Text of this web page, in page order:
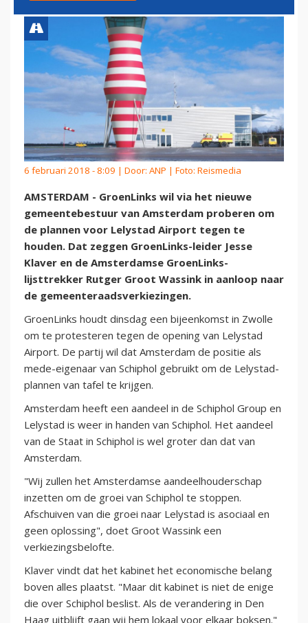
6 februari 2018 - 8:09 | Door: ANP | Foto: Reismedia
AMSTERDAM - GroenLinks wil via het nieuwe
gemeentebestuur van Amsterdam proberen om
de plannen voor Lelystad Airport tegen te
houden. Dat zeggen GroenLinks-leider Jesse
Klaver en de Amsterdamse GroenLinks-
lijsttrekker Rutger Groot Wassink in aanloop naar
de gemeenteraadsverkiezingen.
GroenLinks houdt dinsdag een bijeenkomst in Zwolle
om te protesteren tegen de opening van Lelystad
Airport. De partij wil dat Amsterdam de positie als
mede-eigenaar van Schiphol gebruikt om de Lelystad-
plannen van tafel te krijgen.
Amsterdam heeft een aandeel in de Schiphol Group en
Lelystad is weer in handen van Schiphol. Het aandeel
van de Staat in Schiphol is wel groter dan dat van
Amsterdam.
"Wij zullen het Amsterdamse aandeelhouderschap
inzetten om de groei van Schiphol te stoppen.
Afschuiven van die groei naar Lelystad is asociaal en
geen oplossing", doet Groot Wassink een
verkiezingsbelofte.
Klaver vindt dat het kabinet het economische belang
boven alles plaatst. "Maar dit kabinet is niet de enige
die over Schiphol beslist. Als de verandering in Den
Haag uitblijft gaan wij hem lokaal voor elkaar boksen."